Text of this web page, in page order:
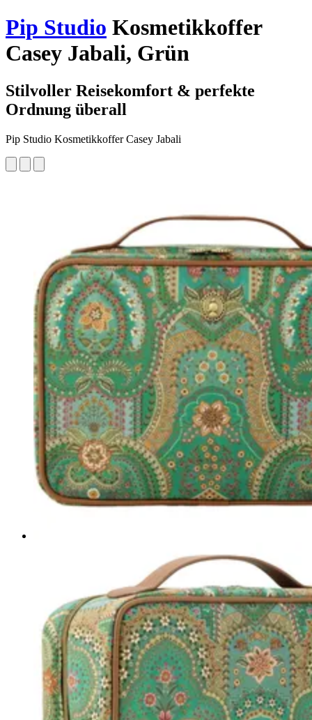
Pip Studio Kosmetikkoffer
Casey Jabali, Grün
Stilvoller Reisekomfort & perfekte
Ordnung überall
Pip Studio Kosmetikkoffer Casey Jabali